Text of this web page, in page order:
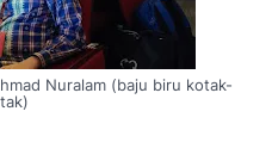
Nuralam (baju biru kotak-